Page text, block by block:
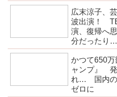
広末涼子、
波出演！
演、復帰へ
分だったり…
かつて650
ャンプ』 発
れ… 国内の
ゼロに